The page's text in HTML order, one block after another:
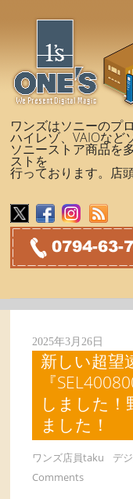
ワンズはソニーのプ
ハイレゾ、VAIOなど
ソニーストア商品を
ストを
行っております。店
2025年3月26日
新しい超望
『
しました！
ました！
ワンズ店員taku デ
Comments